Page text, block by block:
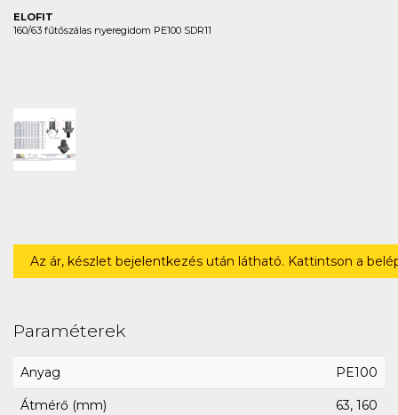
ELOFIT
160/63 fűtőszálas nyeregidom PE100 SDR11
Az ár, készlet bejelentkezés után látható. Kattintson a
Paraméterek
Anyag PE100
Átmérő (mm) 63, 160